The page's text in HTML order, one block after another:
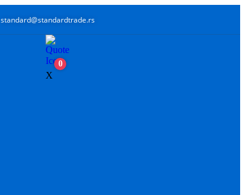
standard@standardtrade.rs
0
X